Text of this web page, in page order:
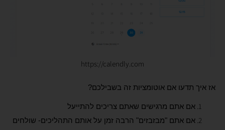
https://calendly.com
אז איך תדעו אם אוטומציות זה בשבילכם?
אם אתם מרגישים שאתם צריכים להתייעל
אם אתם "מבזבזים" הרבה זמן על אותם התהליכים- שולחים